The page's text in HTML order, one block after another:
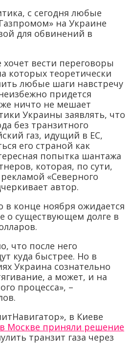
с сегодня любые
на Украине
для обвинений в
вести переговоры
которых теоретически
любые шаги навстречу
придется
ничто не мешает
Украины заявлять, что
без транзитного
газ, идущий в ЕС,
его страной как
попытка шантажа
которая, по сути,
«Северного
автор.
в конце ноября ожидается
о существующем долге в
что после него
куда быстрее. Но в
Украина сознательно
а может, и на
процесса», –
в Киеве
Москве приняли решение
транзит газа через